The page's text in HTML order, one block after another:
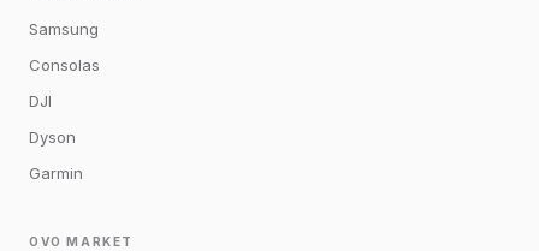
Samsung
Consolas
DJI
Dyson
Garmin
OVO MARKET